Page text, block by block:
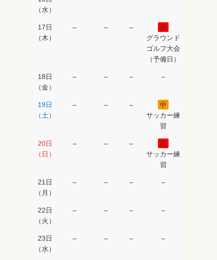
（水）
17日
（木）
– – –
高
グラウンド
ゴルフ大会
（予備日）
18日
（金）
– – – –
19日
（土）
– – –
中
サッカー練
習
20日
（日）
– – –
高
サッカー練
習
21日
（月）
– – – –
22日
（火）
– – – –
23日
（水）
– – – –